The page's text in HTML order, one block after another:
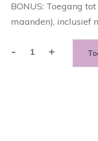
BONUS: Toegang
maanden), inclusief
-Kleurenlicht
+